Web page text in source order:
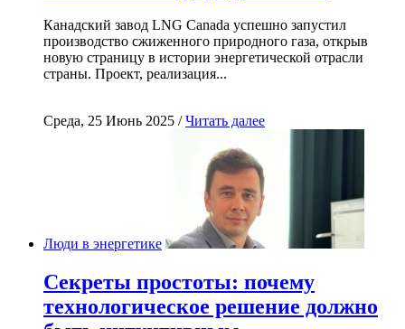
Канадский завод LNG Canada успешно запустил
производство сжиженного природного газа, открыв
новую страницу в истории энергетической отрасли
страны. Проект, реализация...
Среда, 25 Июнь 2025 /Читать далее
Люди в энергетике
Секреты простоты: почему
технологическое решение должно